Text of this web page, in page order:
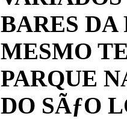
BARES DA
MESMO
PARQUE
DO SÃƒO